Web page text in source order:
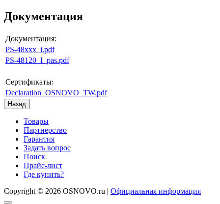
Документация
Документация:
PS-48xxx_i.pdf
PS-48120_I_pas.pdf
Сертификаты:
Declaration_OSNOVO_TW.pdf
Товары
Партнерство
Гарантия
Задать вопрос
Поиск
Прайс-лист
Где купить?
Copyright © 2026 OSNOVO.ru | Официальная информация